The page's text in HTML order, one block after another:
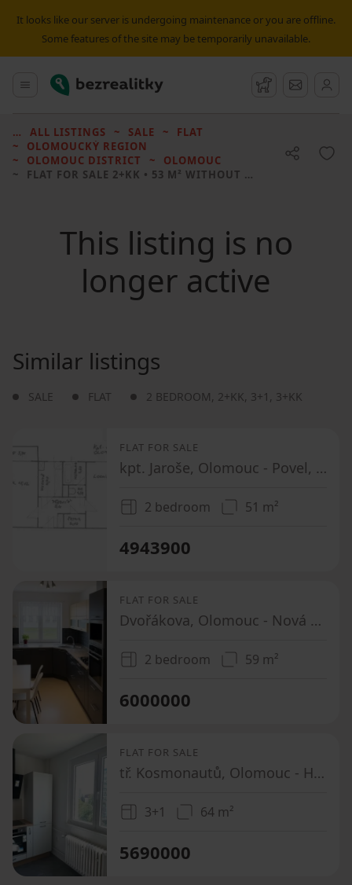
It looks like our server is undergoing maintenance or you are offline.
Some features of the site may be temporarily unavailable.
Main menu
Bezrealitky Watchdog
ALL LISTINGS SALE
FLAT
OLOMOUCKÝ REGION
OLOMOUC DISTRICT
OLOMOUC
FLAT FOR SALE 2+KK • 53 M² WITHOUT REAL ESTATE
This listing is no
longer active
Similar listings
SALE FLAT 2 BEDROOM, 2+KK, 3+1 , 3+KK
FLAT FOR SALE
kpt. Jaroše, Olomouc - Povel, Olomoucký Region
2 bedroom 51 m²
4943900
FLAT FOR SALE
Dvořákova, Olomouc - Nová Ulice, Olomoucký Region
2 bedroom 59 m²
6000000
FLAT FOR SALE
tř. Kosmonautů, Olomouc - Hodolany, Olomoucký Region
3+1 64 m²
5690000